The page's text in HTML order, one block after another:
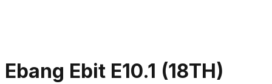
Ebang Ebit E10.1 (18TH)